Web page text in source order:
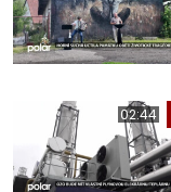
02:44